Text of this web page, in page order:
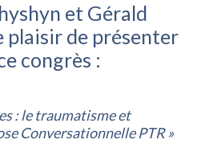
et Gérald
plaisir de présenter
congrès :
: le traumatisme et
Conversationnelle PTR »